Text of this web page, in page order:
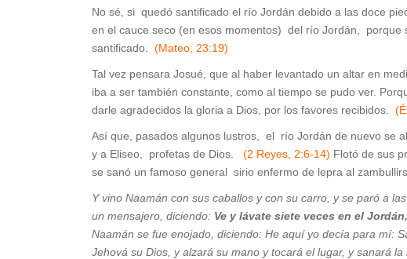
No sé, si quedó santificado el río Jordán debido a las doce
en el cauce seco (en esos momentos) del río Jordán, porque
santificado.
(Mateo, 23:19)
Tal vez pensara Josué, que al haber levantado un altar en
iba a ser también constante, como al tiempo se pudo ver.
darle agradecidos la gloria a Dios, por los favores recibidos.
Así que, pasados algunos lustros, el río Jordán de nuevo se
y a Eliseo, profetas de Dios. (2 Reyes, 2:6-14) Flotó de sus
se sanó un famoso general sirio enfermo de lepra al
Y vino Naamán con sus caballos y con su carro, y se paró a
un mensajero, diciendo: Ve y lávate siete veces en el
Naamán se fue enojado, diciendo: He aquí yo decía para mí:
Jehová su Dios, y alzará su mano y tocará el lugar, y sanará